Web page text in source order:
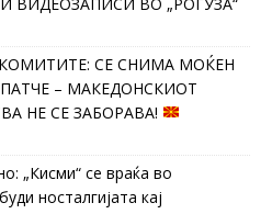
СЕ СНИМА МОЌЕН
– МАКЕДОНСКИОТ
НЕ СЕ ЗАБОРАВА!
„Кисми“ се враќа во
носталгијата кај